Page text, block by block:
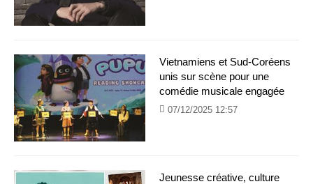
Vietnamiens et Sud-Coréens
unis sur scène pour une
comédie musicale engagée
07/12/2025 12:57
Jeunesse créative, culture